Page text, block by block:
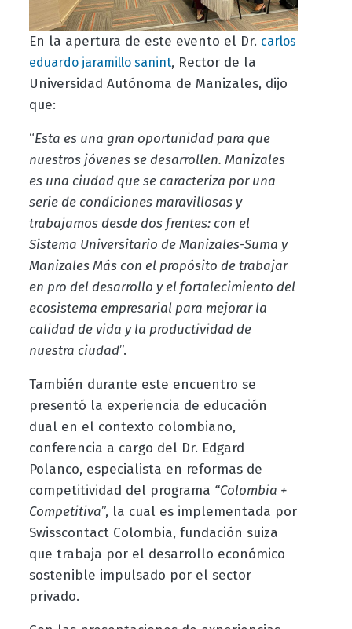
En la apertura de este evento el Dr. carlos
eduardo jaramillo sanint, Rector de la
Universidad Autónoma de Manizales, dijo
que:
“Esta es una gran oportunidad para que
nuestros jóvenes se desarrollen. Manizales
es una ciudad que se caracteriza por una
serie de condiciones maravillosas y
trabajamos desde dos frentes: con el
Sistema Universitario de Manizales-Suma y
Manizales Más con el propósito de trabajar
en pro del desarrollo y el fortalecimiento del
ecosistema empresarial para mejorar la
calidad de vida y la productividad de
nuestra ciudad”.
También durante este encuentro se
presentó la experiencia de educación
dual en el contexto colombiano,
conferencia a cargo del Dr. Edgard
Polanco, especialista en reformas de
competitividad del programa “Colombia +
Competitiva”, la cual es implementada por
Swisscontact Colombia, fundación suiza
que trabaja por el desarrollo económico
sostenible impulsado por el sector
privado.